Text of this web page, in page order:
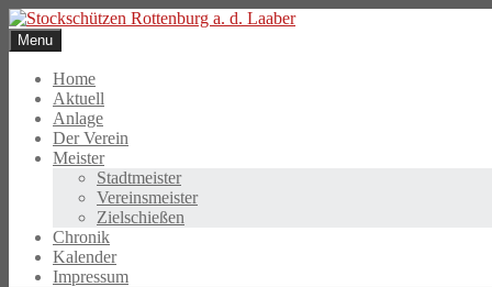
Skip
to
content
Menu
Home
Aktuell
Anlage
Der Verein
Meister
Stadtmeister
Vereinsmeister
Zielschießen
Chronik
Kalender
Impressum